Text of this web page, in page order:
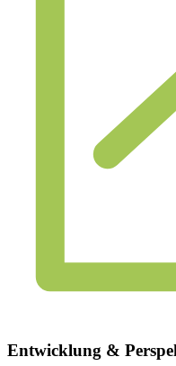
Entwicklung &